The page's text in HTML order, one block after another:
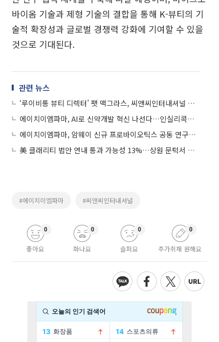
바이옴 기술과 제형 기술의 결합을 통해 K-뷰티의 기
술적 확장성과 글로벌 경쟁력 강화에 기여할 수 있을
것으로 기대된다.
관련 뉴스
‘루이비통 뷰티 디렉터’ 팻 맥그라스, 씨앤씨인터내셔널 방문해 혁신 제형 시연
에이치이엠파마, AI로 신약개발 혁신 나선다…인실리콕스와 전략 MOU
에이치이엠파마, 암웨이 신규 프로바이오틱스 공동 연구…개발·생산 전면 주도
美 클래리티 법안 연내 통과 가능성 13%…상원 문턱서 제동
#에이치이엠파마 #씨앤씨인터내셔널
좋아요
0
화나요
0
슬퍼요
0
추가취재 원해요
0